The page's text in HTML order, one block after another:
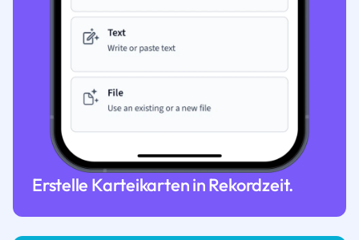
Erstelle Karteikarten in Rekordzeit.